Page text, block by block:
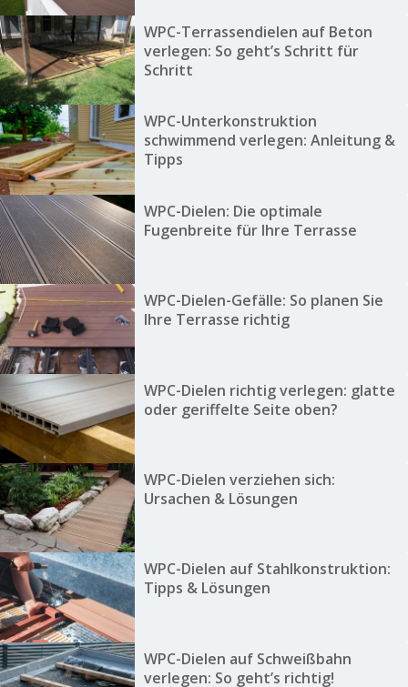
WPC-Terrassendielen auf Beton
verlegen: So geht’s Schritt für
Schritt
WPC-Unterkonstruktion
schwimmend verlegen: Anleitung &
Tipps
WPC-Dielen: Die optimale
Fugenbreite für Ihre Terrasse
WPC-Dielen-Gefälle: So planen Sie
Ihre Terrasse richtig
WPC-Dielen richtig verlegen: glatte
oder geriffelte Seite oben?
WPC-Dielen verziehen sich:
Ursachen & Lösungen
WPC-Dielen auf Stahlkonstruktion:
Tipps & Lösungen
WPC-Dielen auf Schweißbahn
verlegen: So geht’s richtig!